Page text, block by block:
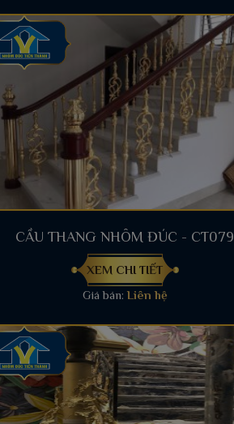
CẦU THANG NHÔM ĐÚC - CT079
XEM CHI TIẾT
Giá bán: Liên hệ